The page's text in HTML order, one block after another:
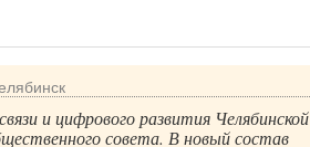
и цифрового развития Челябинской
совета. В новый состав